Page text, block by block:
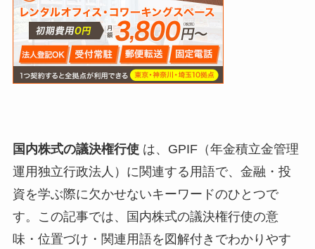
国内株式の議決権行使は、GPIF（年金積立金管理
運用独立行政法人）に関連する用語で、金融・投
資を学ぶ際に欠かせないキーワードのひとつで
す。この記事では、国内株式の議決権行使の意
味・位置づけ・関連用語を図解付きでわかりやす